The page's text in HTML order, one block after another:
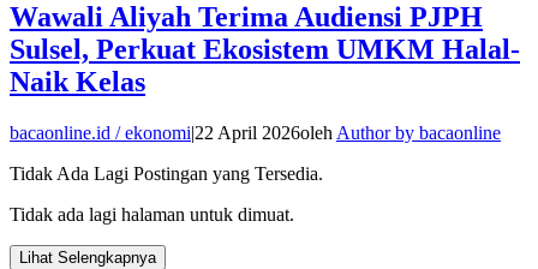
Wawali Aliyah Terima Audiensi PJPH
Sulsel, Perkuat Ekosistem UMKM Halal-
Naik Kelas
bacaonline.id / ekonomi|22 April 2026oleh Author by bacaonline
Tidak Ada Lagi Postingan yang Tersedia.
Tidak ada lagi halaman untuk dimuat.
Lihat Selengkapnya